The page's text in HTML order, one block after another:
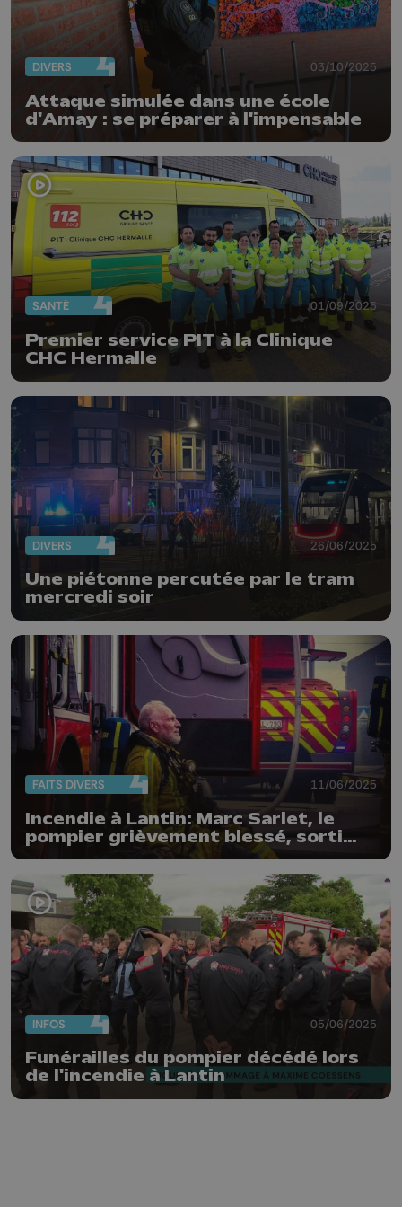
DIVERS 03/10/2025
Attaque simulée dans une école
d'Amay : se préparer à l'impensable
SANTÉ 01/09/2025
Premier service PIT à la Clinique
CHC Hermalle
DIVERS 26/06/2025
Une piétonne percutée par le tram
mercredi soir
FAITS DIVERS 11/06/2025
Incendie à Lantin: Marc Sarlet, le
pompier grièvement blessé, sorti
d'affaire
INFOS 05/06/2025
Funérailles du pompier décédé lors
de l'incendie à Lantin